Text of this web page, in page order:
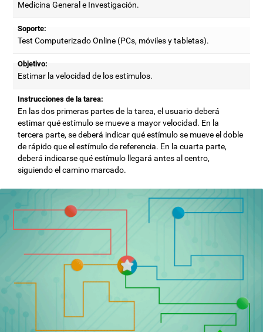
Medicina General e Investigación.
Soporte:
Test Computerizado Online (PCs, móviles y tabletas).
Objetivo:
Estimar la velocidad de los estímulos.
Instrucciones de la tarea:
En las dos primeras partes de la tarea, el usuario deberá
estimar qué estímulo se mueve a mayor velocidad. En la
tercera parte, se deberá indicar qué estímulo se mueve el doble
de rápido que el estímulo de referencia. En la cuarta parte,
deberá indicarse qué estímulo llegará antes al centro,
siguiendo el camino marcado.